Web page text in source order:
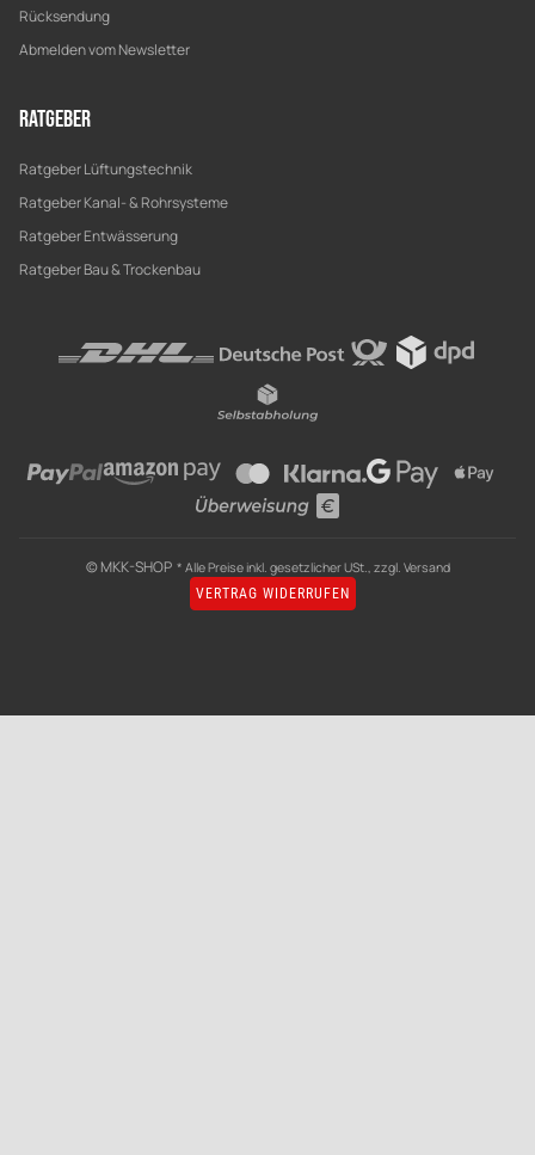
Rücksendung
Abmelden vom Newsletter
Ratgeber
Ratgeber Lüftungstechnik
Ratgeber Kanal- & Rohrsysteme
Ratgeber Entwässerung
Ratgeber Bau & Trockenbau
© MKK-SHOP* Alle Preise inkl. gesetzlicher USt., zzgl. Versand
VERTRAG WIDERRUFEN